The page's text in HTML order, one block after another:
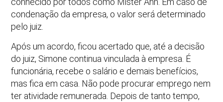
condenação da empresa, o valor será determinado
pelo juiz.
Após um acordo, ficou acertado que, até a decisão
do juiz, Simone continua vinculada à empresa. É
funcionária, recebe o salário e demais benefícios,
mas fica em casa. Não pode procurar emprego nem
ter atividade remunerada. Depois de tanto tempo,